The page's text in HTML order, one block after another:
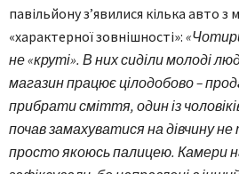
павільйону з’явилися кілька авто
«характерної зовнішності»:
не «круті». В них сиділи молоді
магазин працює цілодобово –
прибрати сміття, один із
почав замахуватися на дівчину
просто якоюсь палицею. Камери